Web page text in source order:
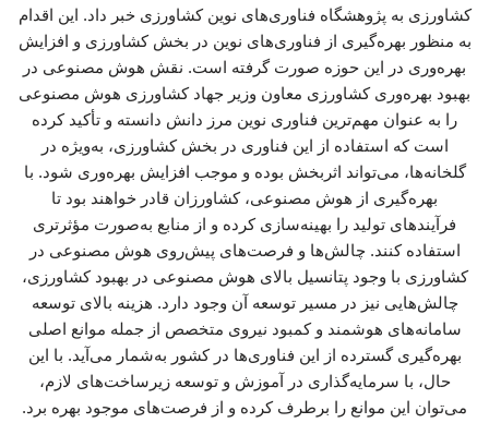
کشاورزی به پژوهشگاه فناوری‌های نوین کشاورزی خبر داد. این اقدام
به منظور بهره‌گیری از فناوری‌های نوین در بخش کشاورزی و افزایش
بهره‌وری در این حوزه صورت گرفته است. نقش هوش مصنوعی در
بهبود بهره‌وری کشاورزی معاون وزیر جهاد کشاورزی هوش مصنوعی
را به عنوان مهم‌ترین فناوری نوین مرز دانش دانسته و تأکید کرده
است که استفاده از این فناوری در بخش کشاورزی، به‌ویژه در
گلخانه‌ها، می‌تواند اثربخش بوده و موجب افزایش بهره‌وری شود. با
بهره‌گیری از هوش مصنوعی، کشاورزان قادر خواهند بود تا
فرآیندهای تولید را بهینه‌سازی کرده و از منابع به‌صورت مؤثرتری
استفاده کنند. چالش‌ها و فرصت‌های پیش‌روی هوش مصنوعی در
کشاورزی با وجود پتانسیل بالای هوش مصنوعی در بهبود کشاورزی،
چالش‌هایی نیز در مسیر توسعه آن وجود دارد. هزینه بالای توسعه
سامانه‌های هوشمند و کمبود نیروی متخصص از جمله موانع اصلی
بهره‌گیری گسترده از این فناوری‌ها در کشور به‌شمار می‌آید. با این
حال، با سرمایه‌گذاری در آموزش و توسعه زیرساخت‌های لازم،
می‌توان این موانع را برطرف کرده و از فرصت‌های موجود بهره برد.